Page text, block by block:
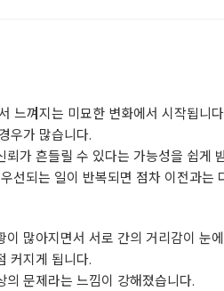
느껴지는 미묘한 변화에서 시작됩니
우가 많습니다.
가 흔들릴 수 있다는 가능성을 쉽게
선되는 일이 반복되면 점차 이전과는
많아지면서 서로 간의 거리감이 눈
커지게 됩니다.
문제라는 느낌이 강해졌습니다.